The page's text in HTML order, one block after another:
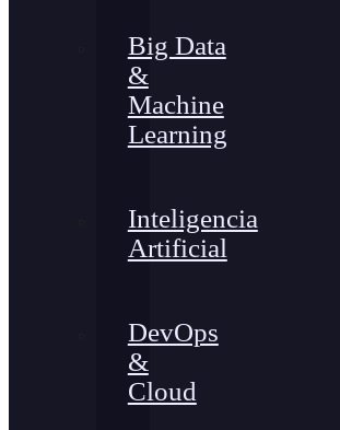
Big Data
&
Machine
Learning
Inteligencia
Artificial
DevOps
&
Cloud